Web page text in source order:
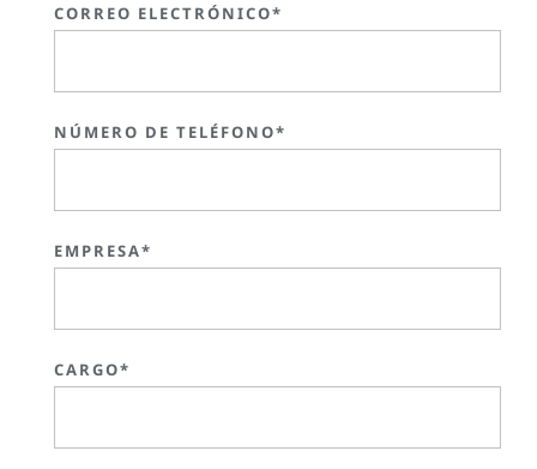
CORREO ELECTRÓNICO*
NÚMERO DE TELÉFONO*
EMPRESA*
CARGO*